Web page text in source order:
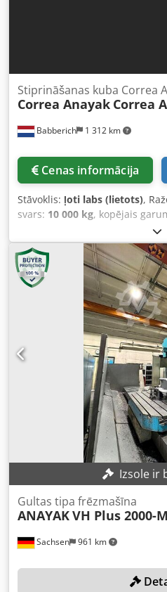
Babberich 1 312 km
Stiprināšanas kuba Correa
Correa Anayak Correa
Cenas informācija
Stāvoklis: ļoti labs (lietots),
svars: 10 000 kg, kopējais
, kopējais
Anayak uzstādīšanas kubs
Anayak Izgatavošanas gads:
Attālums starp T-gropēm: 130
T-veida gropju pušu skaits: 1
900 mm Augstums: 900 mm
Sofx Apaeck Lūdzu, ņemiet
sniegta pēc mūsu iespēju
iegūta no ražotāja.
precizitāti nevar garantēt.
pārstāvību vai līguma
visus būtiskos datus.
Izsole ir
Sachsen 961 km
Gultas tipa frēzmašīna
ANAYAKVH Plus 2000-